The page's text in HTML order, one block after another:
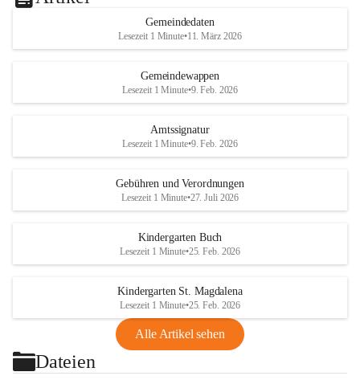
Gemeindedaten
Lesezeit 1 Minute•11. März 2026
Gemeindewappen
Lesezeit 1 Minute•9. Feb. 2026
Amtssignatur
Lesezeit 1 Minute•9. Feb. 2026
Gebühren und Verordnungen
Lesezeit 1 Minute•27. Juli 2026
Kindergarten Buch
Lesezeit 1 Minute•25. Feb. 2026
Kindergarten St. Magdalena
Lesezeit 1 Minute•25. Feb. 2026
Alle Artikel sehen
Dateien